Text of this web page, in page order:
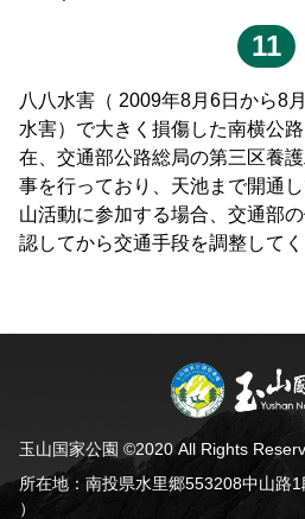
11
八八水害（ 2009年8月6日から8
水害）で大きく損傷した南横公
在、交通部公路総局の第三区養
事を行っており、天池まで開通
山活動に参加する場合、交通部
認してから交通手段を調整してく
玉山国家公園 ©2020 All Rights
所在地：南投県水里郷553208中山路1
）